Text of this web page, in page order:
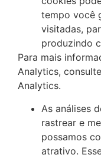
tempo você
visitadas,
produzindo
Para mais
Analytics,
Analytics.
As análises
rastrear e
possamos
atrativo.